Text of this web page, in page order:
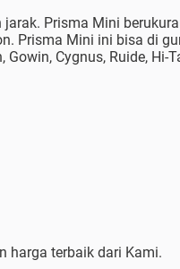
Prisma Mini
Prisma Mini ini bisa di
Cygnus, Ruide, Hi-
harga terbaik dari Kami.